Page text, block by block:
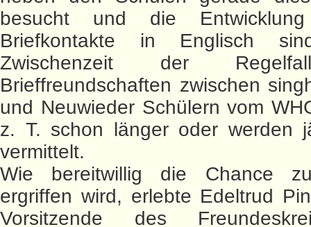
besucht und die Entwicklung
Briefkontakte in Englisch
Zwischenzeit der
Brieffreundschaften zwischen
und Neuwieder Schülern vom
z. T. schon länger oder werden
vermittelt.
Wie bereitwillig die Chance
ergriffen wird, erlebte Edeltrud
Vorsitzende des